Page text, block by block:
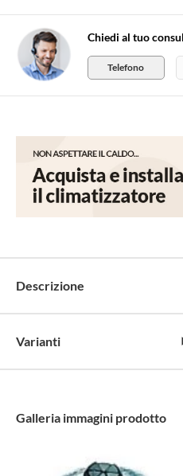
Chiedi al tuo
Telefono
Descrizione
Varianti
Galleria immagini prodotto